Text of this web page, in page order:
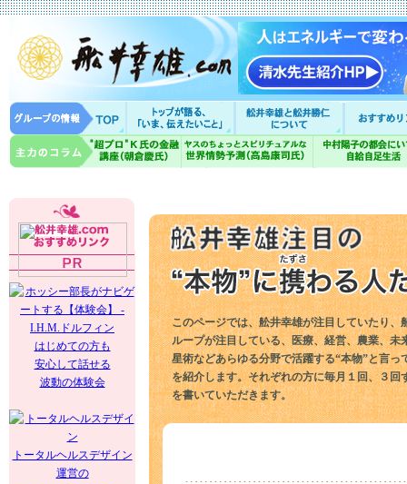
はじめての方も
安心して話せる
波動の体験会
トータルヘルスデザイン
運営の
このページでは、舩井幸雄が注目していたり、
ループが注目している、医療、経営、農業、未
星術などあらゆる分野で活躍する“本物”と言っ
を紹介します。それぞれの方に毎月１回、３回
を書いていただきます。